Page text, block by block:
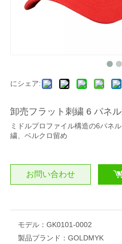
にシェア:
卸売フラット刺繍 6 パネ
ミドルプロファイル構造の6パネ
繍、ベルクロ留め
お問い合わせ
モデル： GK0101-0002
製品ブランド： GOLDMYK